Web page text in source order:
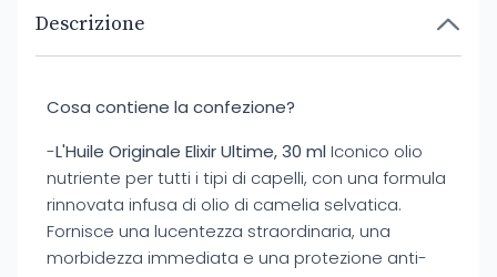
Descrizione
Cosa contiene la confezione?
-L'Huile Originale Elixir Ultime, 30 ml Iconico olio
nutriente per tutti i tipi di capelli, con una formula
rinnovata infusa di olio di camelia selvatica.
Fornisce una lucentezza straordinaria, una
morbidezza immediata e una protezione anti-